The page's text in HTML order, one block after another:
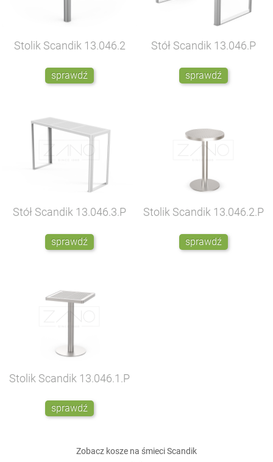
Stolik Scandik 13.046.2
sprawdź
Stół Scandik 13.046.P
sprawdź
Stół Scandik 13.046.3.P
sprawdź
Stolik Scandik 13.046.2.P
sprawdź
Stolik Scandik 13.046.1.P
sprawdź
Zobacz kosze na śmieci Scandik